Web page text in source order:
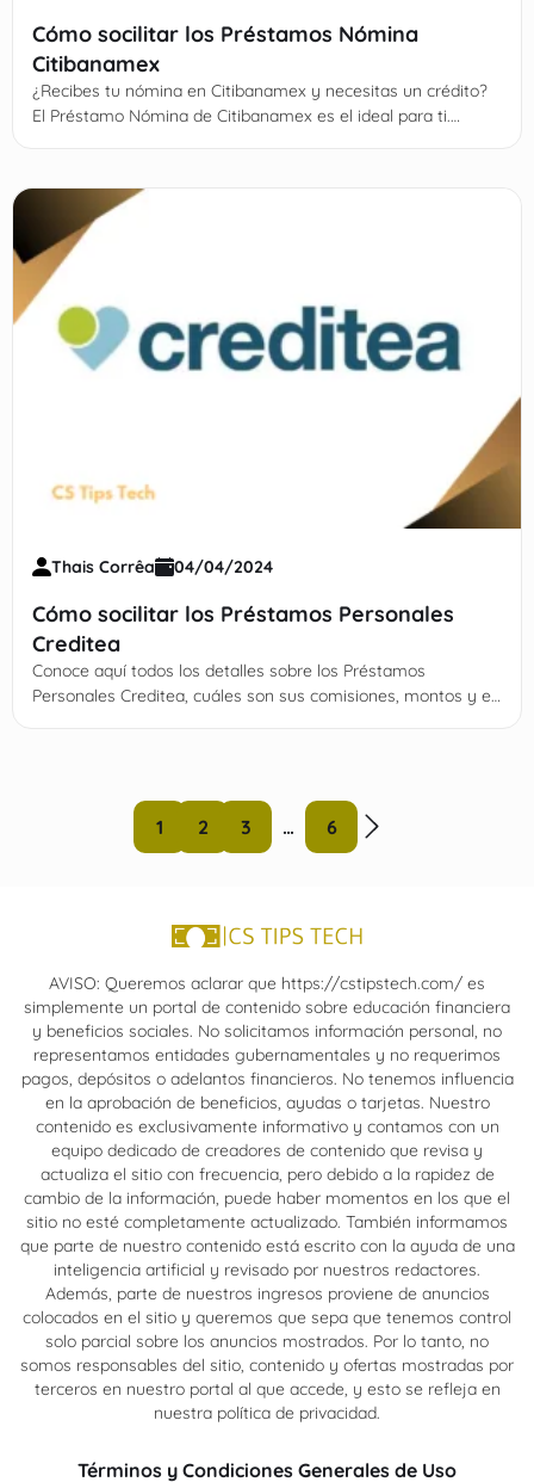
Cómo socilitar los Préstamos Nómina
Citibanamex
¿Recibes tu nómina en Citibanamex y necesitas un crédito?
El Préstamo Nómina de Citibanamex es el ideal para ti.
Thais Corrêa 04/04/2024
Cómo socilitar los Préstamos Personales
Creditea
Conoce aquí todos los detalles sobre los Préstamos
Personales Creditea, cuáles son sus comisiones, montos y el
1 2 3 … 6
AVISO: Queremos aclarar que https://cstipstech.com/ es
simplemente un portal de contenido sobre educación financiera
y beneficios sociales. No solicitamos información personal, no
representamos entidades gubernamentales y no requerimos
pagos, depósitos o adelantos financieros. No tenemos influencia
en la aprobación de beneficios, ayudas o tarjetas. Nuestro
contenido es exclusivamente informativo y contamos con un
equipo dedicado de creadores de contenido que revisa y
actualiza el sitio con frecuencia, pero debido a la rapidez de
cambio de la información, puede haber momentos en los que el
sitio no esté completamente actualizado. También informamos
que parte de nuestro contenido está escrito con la ayuda de una
inteligencia artificial y revisado por nuestros redactores.
Además, parte de nuestros ingresos proviene de anuncios
colocados en el sitio y queremos que sepa que tenemos control
solo parcial sobre los anuncios mostrados. Por lo tanto, no
somos responsables del sitio, contenido y ofertas mostradas por
terceros en nuestro portal al que accede, y esto se refleja en
nuestra política de privacidad.
Términos y Condiciones Generales de Uso